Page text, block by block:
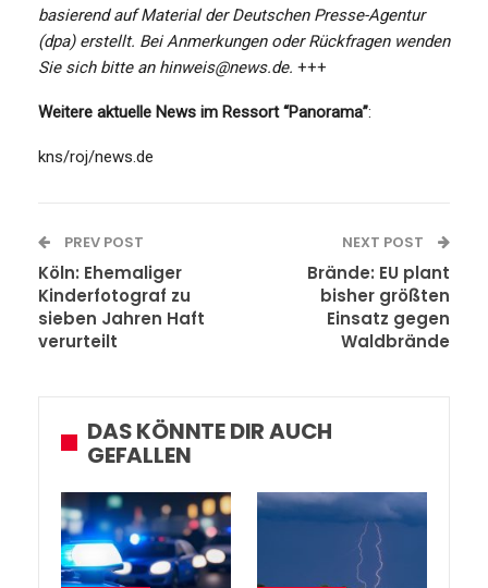
basierend auf Material der Deutschen Presse-Agentur
(dpa) erstellt. Bei Anmerkungen oder Rückfragen wenden
Sie sich bitte an hinweis@news.de. +++
Weitere aktuelle News im Ressort “Panorama”:
kns/roj/news.de
PREV POST
Köln: Ehemaliger
Kinderfotograf zu
sieben Jahren Haft
verurteilt
NEXT POST
Brände: EU plant
bisher größten
Einsatz gegen
Waldbrände
DAS KÖNNTE DIR AUCH
GEFALLEN